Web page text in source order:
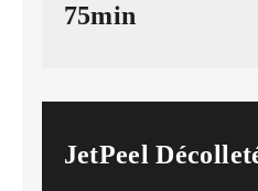
75min
JetPeel